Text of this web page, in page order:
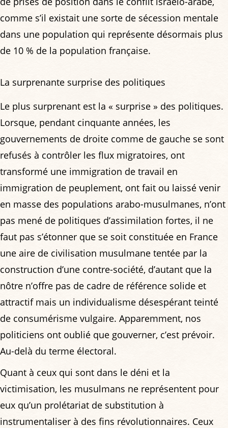
comme s’il existait une sorte de sécession mentale
dans une population qui représente désormais plus
de 10 % de la population française.
La surprenante surprise des politiques
Le plus surprenant est la « surprise » des politiques.
Lorsque, pendant cinquante années, les
gouvernements de droite comme de gauche se sont
refusés à contrôler les flux migratoires, ont
transformé une immigration de travail en
immigration de peuplement, ont fait ou laissé venir
en masse des populations arabo-musulmanes, n’ont
pas mené de politiques d’assimilation fortes, il ne
faut pas s’étonner que se soit constituée en France
une aire de civilisation musulmane tentée par la
construction d’une contre-société, d’autant que la
nôtre n’offre pas de cadre de référence solide et
attractif mais un individualisme désespérant teinté
de consumérisme vulgaire. Apparemment, nos
politiciens ont oublié que gouverner, c’est prévoir.
Au-delà du terme électoral.
Quant à ceux qui sont dans le déni et la
victimisation, les musulmans ne représentent pour
eux qu’un prolétariat de substitution à
instrumentaliser à des fins révolutionnaires. Ceux